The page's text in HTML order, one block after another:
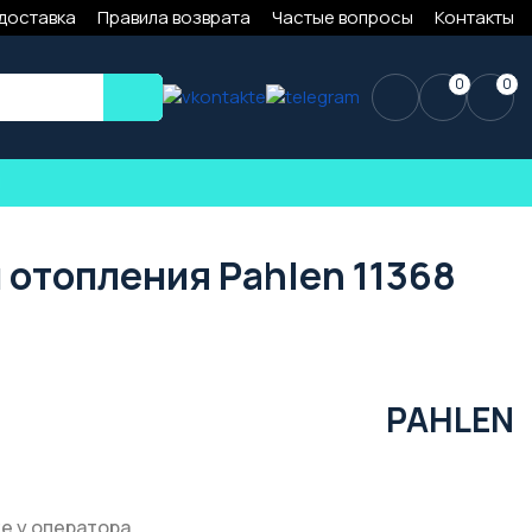
Правила возврата Частые вопросы Контакты
0 0
Pahlen 11368
PAHLEN